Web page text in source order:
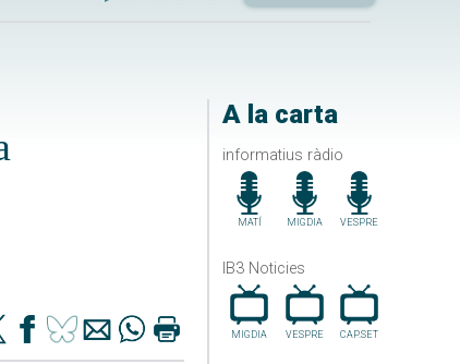
A la carta
informatius ràdio
MATÍ MIGDIA VESPRE
IB3 Noticies
MIGDIA VESPRE CAP.SET